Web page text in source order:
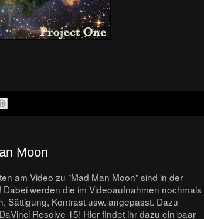
Moon
am Video zu "Mad Man Moon" sind in der
werden die im Videoaufnahmen nochmals
Sättigung, Kontrast usw. angepasst. Dazu
Resolve 15! Hier findet ihr dazu ein paar